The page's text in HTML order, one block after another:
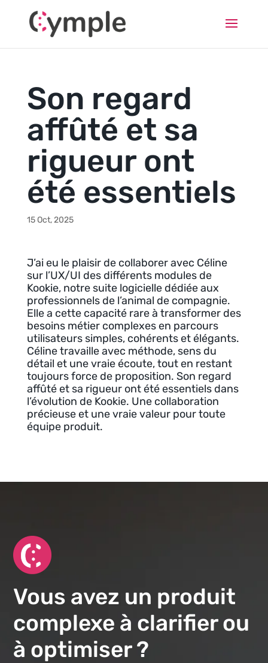
Son regard
affûté et sa
rigueur ont
été essentiels
15 Oct, 2025
J’ai eu le plaisir de collaborer avec Céline
sur l’UX/UI des différents modules de
Kookie, notre suite logicielle dédiée aux
professionnels de l’animal de compagnie.
Elle a cette capacité rare à transformer des
besoins métier complexes en parcours
utilisateurs simples, cohérents et élégants.
Céline travaille avec méthode, sens du
détail et une vraie écoute, tout en restant
toujours force de proposition. Son regard
affûté et sa rigueur ont été essentiels dans
l’évolution de Kookie. Une collaboration
précieuse et une vraie valeur pour toute
équipe produit.
Vous avez un produit
complexe à clarifier ou
à optimiser ?